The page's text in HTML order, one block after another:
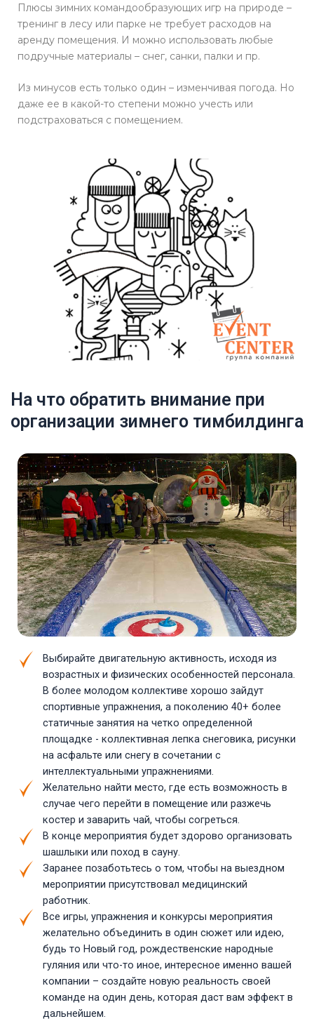
Плюсы зимних командообразующих игр на природе –
тренинг в лесу или парке не требует расходов на
аренду помещения. И можно использовать любые
подручные материалы – снег, санки, палки и пр.
Из минусов есть только один – изменчивая погода. Но
даже ее в какой-то степени можно учесть или
подстраховаться с помещением.
На что обратить внимание при
организации зимнего тимбилдинга
Выбирайте двигательную активность, исходя из
возрастных и физических особенностей персонала.
В более молодом коллективе хорошо зайдут
спортивные упражнения, а поколению 40+ более
статичные занятия на четко определенной
площадке - коллективная лепка снеговика, рисунки
на асфальте или снегу в сочетании с
интеллектуальными упражнениями.
Желательно найти место, где есть возможность в
случае чего перейти в помещение или разжечь
костер и заварить чай, чтобы согреться.
В конце мероприятия будет здорово организовать
шашлыки или поход в сауну.
Заранее позаботьтесь о том, чтобы на выездном
мероприятии присутствовал медицинский
работник.
Все игры, упражнения и конкурсы мероприятия
желательно объединить в один сюжет или идею,
будь то Новый год, рождественские народные
гуляния или что-то иное, интересное именно вашей
компании – создайте новую реальность своей
команде на один день, которая даст вам эффект в
дальнейшем.